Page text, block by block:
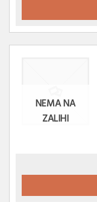
NEMA NA
ZALIHI